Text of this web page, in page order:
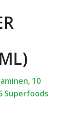
10
Superfoods